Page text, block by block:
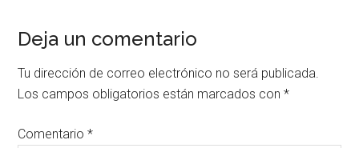
Deja un comentario
Tu dirección de correo electrónico no será publicada.
Los campos obligatorios están marcados con*
Comentario*